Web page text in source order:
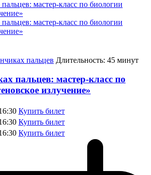
пальцев Длительность: 45 минут
пальцев: мастер-класс по
излучение»
Купить билет
Купить билет
Купить билет